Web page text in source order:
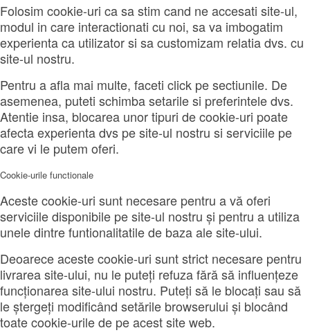
Folosim cookie-uri ca sa stim cand ne accesati site-ul,
modul in care interactionati cu noi, sa va imbogatim
experienta ca utilizator si sa customizam relatia dvs. cu
site-ul nostru.
Pentru a afla mai multe, faceti click pe sectiunile. De
asemenea, puteti schimba setarile si preferintele dvs.
Atentie insa, blocarea unor tipuri de cookie-uri poate
afecta experienta dvs pe site-ul nostru si serviciile pe
care vi le putem oferi.
Cookie-urile functionale
Aceste cookie-uri sunt necesare pentru a vă oferi
serviciile disponibile pe site-ul nostru și pentru a utiliza
unele dintre funtionalitatile de baza ale site-ului.
Deoarece aceste cookie-uri sunt strict necesare pentru
livrarea site-ului, nu le puteți refuza fără să influențeze
funcționarea site-ului nostru. Puteți să le blocați sau să
le ștergeți modificând setările browserului și blocând
toate cookie-urile de pe acest site web.